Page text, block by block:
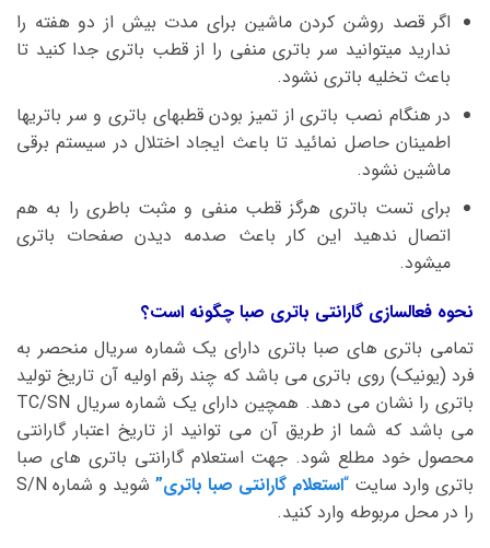
اگر قصد روشن کردن ماشین برای مدت بیش از دو هفته را
ندارید میتوانید سر باتری منفی را از قطب باتری جدا کنید تا
باعث تخلیه باتری نشود.
در هنگام نصب باتری از تمیز بودن قطبهای باتری و سر باتریها
اطمینان حاصل نمائید تا باعث ایجاد اختلال در سیستم برقی
ماشین نشود.
برای تست باتری هرگز قطب منفی و مثبت باطری را به هم
اتصال ندهید این کار باعث صدمه دیدن صفحات باتری
میشود.
نحوه فعالسازی گارانتی باتری صبا چگونه است؟
تمامی باتری های صبا باتری دارای یک شماره سریال منحصر به
فرد (یونیک) روی باتری می باشد که چند رقم اولیه آن تاریخ تولید
باتری را نشان می دهد. همچین دارای یک شماره سریال TC/SN
می باشد که شما از طریق آن می توانید از تاریخ اعتبار گارانتی
محصول خود مطلع شود. جهت استعلام گارانتی باتری های صبا
باتری وارد سایت “استعلام گارانتی صبا باتری”
شوید و شماره S/N
را در محل مربوطه وارد کنید.